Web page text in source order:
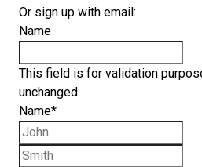
Or sign up with email:
Name
This field is for validation
unchanged.
Name*